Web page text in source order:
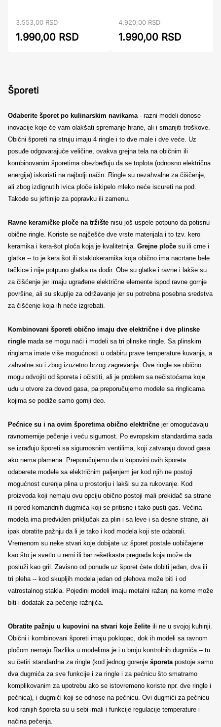
3.553,00 RSD
1.990,00 RSD
4.920,00 RSD
1.990,00 RSD
Šporeti
Odaberite šporet po kulinarskim navikama - razni modeli donose
inovacije koje će vam olakšati spremanje hrane, ali i smanjiti troškove.
Obični šporeti na struju imaju 4 ringle i to dve male i dve veće. Uz
posuđe odgovarajuće veličine, ovakva grejna tela na običnim ili
kombinovanim šporetima obezbeđuju da se toplota (odnosno električna
energija) iskoristi na najbolji način. Ringle su nezahvalne za čiščenje,
ali zbog izdignutih ivica ploče iskipelo mleko neće iscureti na pod.
Takođe su jeftinije za popravku ili zamenu.
Ravne keramičke ploče na tržište nisu još uspele potpuno da potisnu
obične ringle. Koriste se najčešće dve vrste materijala i to tzv. kero
keramika i kera-šot ploča koja je kvalitetnija. Grejne ploče su ili crne i
glatke -- to je kera šot ili staklokeramika koja obično ima nacrtane bele
tačkice i nije potpuno glatka na dodir. Obe su glatke i ravne i lakše su
za čišćenje jer imaju ugrađene električne elemente ispod ravne gornje
površine, ali su skuplje za održavanje jer su potrebna posebna sredstva
za čišćenje koja ih neće izgrebati.
Kombinovani šporeti obično imaju dve električne i dve plinske
ringle mada se mogu naći i modeli sa tri plinske ringle. Sa plinskim
ringlama imate više mogućnosti u odabiru prave temperature kuvanja, a
zahvalne su i zbog izuzetno brzog zagrevanja. Ove ringle se obično
mogu odvojiti od šporeta i očistiti, ali je problem sa nečistoćama koje
uđu u otvore za dovod gasa, pa preporučujemo modele sa ringlicama
kojima se podiže samo gornji deo.
Pećnice su i na ovim šporetima obično električne jer omogućavaju
ravnomernije pečenje i veću sigurnost. Po evropskim standardima sada
se izrađuju šporeti sa sigurnosnim ventilima, koji zatvaraju dovod gasa
ako nema plamena. Preporučujemo da u kupovini ovih šporeta
odaberete modele sa električnim paljenjem jer kod njih ne postoji
mogućnost curenja plina u prostoriju i lakši su za rukovanje. Kod
proizvoda koji nemaju ovu opciju obično postoji mali prekidač sa strane
ili pored komandnih dugmića koji se pritisne i tako pusti gas. Većina
modela ima predviđen priključak za plin i sa leve i sa desne strane, ali
ipak obratite pažnju da li je tako i kod modela koji ste odabrali.
Vremenom su neke stvari koje dobijate uz šporet postale uobičajene
kao što je svetlo u rerni ili bar rešetkasta pregrada koja može da
posluži kao gril. Zavisno od ponude uz šporet ćete dobiti jedan, dva ili
tri pleha -- kod skupljih modela jedan od plehova može biti i od
vatrostalnog stakla. Pojedini modeli imaju metalni ražanj na kome može
biti i dodatak za pečenje ražnjića.
Obratite pažnju u kupovini na stvari koje želite ili ne u svojoj kuhinji.
Obični i kombinovani šporeti imaju poklopac, dok ih modeli sa ravnom
pločom nemaju.Razlika u modelima je i u broju kontrolnih dugmića -- tu
su četiri standardna za ringle (kod jednog gorenje šporetapostoje samo
dva dugmića za sve funkcije i za ringle i za pećnicu što smatramo
komplikovanim za upotrebu ako se istovremeno koriste npr. dve ringle i
pećnica), i dugmići koji se odnose na pećnicu. Ovi dugmići za pećnicu
kod ranijih šporeta su u sebi imali i funkcije regulacije temperature i
načina pečenja.